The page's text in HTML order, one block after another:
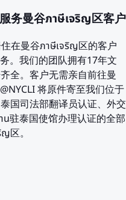
务曼谷ภาษีเจริญ区客户
在曼谷ภาษีเจริญ区的客户
。我们的团队拥有17年文
全。客户无需亲自前往曼
将原件寄至我们位于
国司法部翻译员认证、外交
驻泰国使馆办理认证的全部
区。